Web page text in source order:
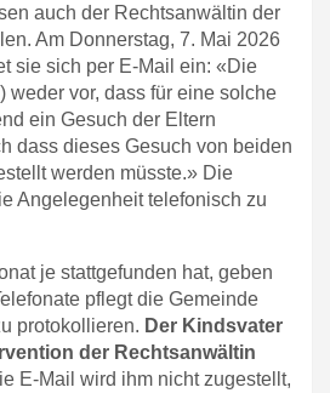
auch der Rechtsanwältin der
Am Donnerstag, 7. Mai 2026
sie sich per E-Mail ein: «Die
vor, dass für eine solche
ein Gesuch der Eltern
dass dieses Gesuch von beiden
werden müsste.» Die
Angelegenheit telefonisch zu
je stattgefunden hat, geben
pflegt die Gemeinde
protokollieren. Der Kindsvater
der Rechtsanwältin
E-Mail wird ihm nicht zugestellt,